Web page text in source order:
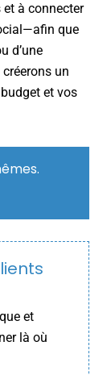
à connecter
que
d’une
un
et vos
et
là où